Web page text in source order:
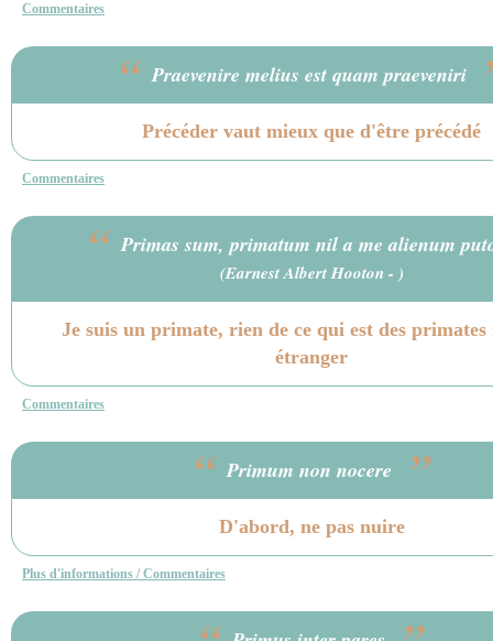
Commentaires
“ Praevenire melius est quam praeveniri
Précéder vaut mieux que d'être précédé
Commentaires
“ Primas sum, primatum nil a me alienum
(Earnest Albert Hooton - )
Je suis un primate, rien de ce qui est des primates
étranger
Commentaires
“ Primum non nocere ”
D'abord, ne pas nuire
Plus d'informations / Commentaires